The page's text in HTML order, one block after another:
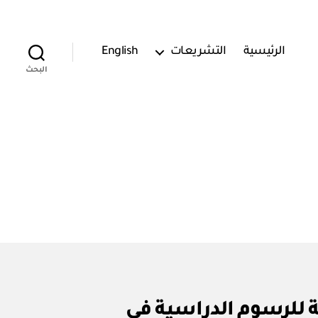
الرئيسية التشريعات English
البحث
الضوابط المنظمة للرسوم الدراسية في